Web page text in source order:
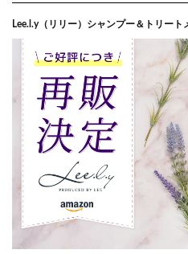
Lee.l.y（リリー）シャンプー＆トリート